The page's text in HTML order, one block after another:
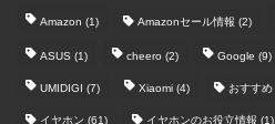
Amazon (1) Amazonセール情報 (2)
ASUS (1) cheero (2) Google (9)
UMIDIGI (7) Xiaomi (4) おすすめ
イヤホン (61) イヤホンのお役立情報 (1)